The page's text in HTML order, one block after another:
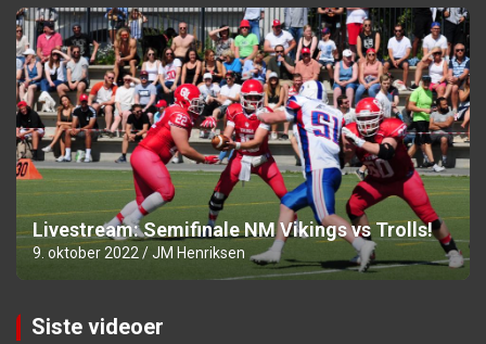
Livestream: Semifinale NM Vikings vs Trolls!
9. oktober 2022 JM Henriksen
Siste videoer